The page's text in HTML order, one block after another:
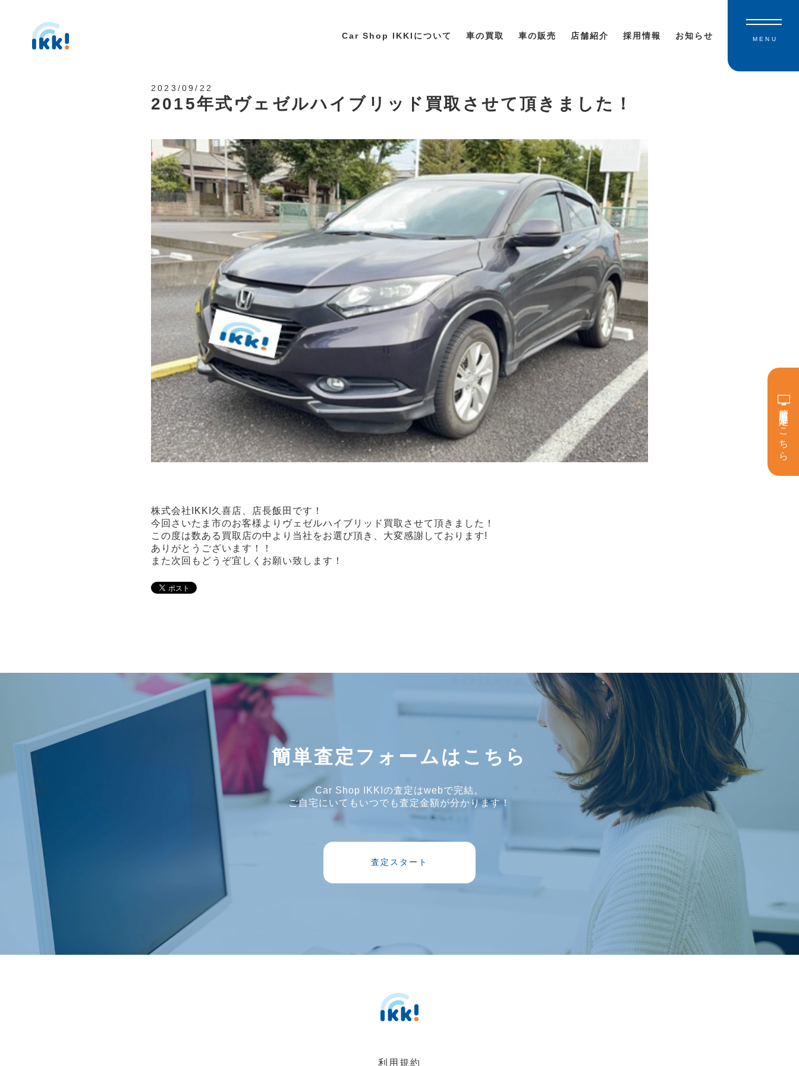
Car Shop IKKIについて 車の買取 車の販売 店舗紹介 採用情報 お知らせ MENU
簡単買取査定はこちら
2023/09/22
2015年式ヴェゼルハイブリッド買取させて頂きました！
株式会社IKKI久喜店、店長飯田です！
今回さいたま市のお客様よりヴェゼルハイブリッド買取させて頂きました！
この度は数ある買取店の中より当社をお選び頂き、大変感謝しております!
ありがとうございます！！
また次回もどうぞ宜しくお願い致します！
簡単査定フォームはこちら
Car Shop IKKIの査定はwebで完結。
ご自宅にいてもいつでも査定金額が分かります！
査定スタート
利用規約